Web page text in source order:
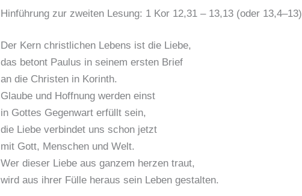
Hinführung zur zweiten Lesung: 1 Kor 12,31 – 13,13 (oder 13,4–13)
Der Kern christlichen Lebens ist die Liebe,
das betont Paulus in seinem ersten Brief
an die Christen in Korinth.
Glaube und Hoffnung werden einst
in Gottes Gegenwart erfüllt sein,
die Liebe verbindet uns schon jetzt
mit Gott, Menschen und Welt.
Wer dieser Liebe aus ganzem herzen traut,
wird aus ihrer Fülle heraus sein Leben gestalten.